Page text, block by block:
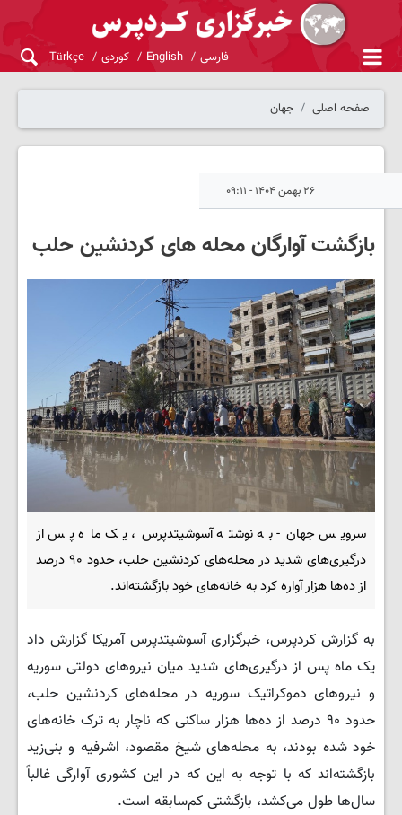
فارسی English کوردی Türkçe
صفحه اصلی جهان
۲۶ بهمن ۱۴۰۴ - ۰۹:۱۱
بازگشت آوارگان محله های کردنشین حلب
سرویس جهان- به نوشته آسوشیتدپرس، یک ماه پس از
درگیری‌های شدید در محله‌های کردنشین حلب، حدود ۹۰ درصد
از ده‌ها هزار آواره کرد به خانه‌های خود بازگشته‌اند.
به گزارش کردپرس، خبرگزاری آسوشیتدپرس آمریکا گزارش داد
یک ماه پس از درگیری‌های شدید میان نیروهای دولتی سوریه
و نیروهای دموکراتیک سوریه در محله‌های کردنشین حلب،
حدود ۹۰ درصد از ده‌ها هزار ساکنی که ناچار به ترک خانه‌های
خود شده بودند، به محله‌های شیخ مقصود، اشرفیه و بنی‌زید
بازگشته‌اند که با توجه به این که در این کشوری آوارگی غالباً
سال‌ها طول می‌کشد، بازگشتی کم‌سابقه است.